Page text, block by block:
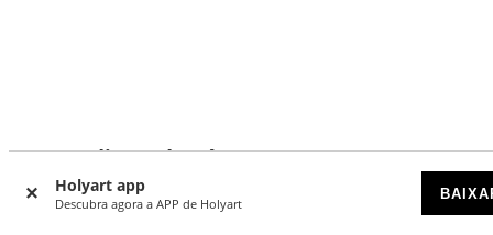
Holyart app
Descubra agora a APP de Holyart
O que dizem de nós